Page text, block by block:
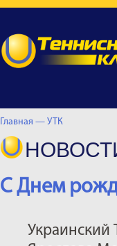
Главная — УТК
C Днем
Украинский